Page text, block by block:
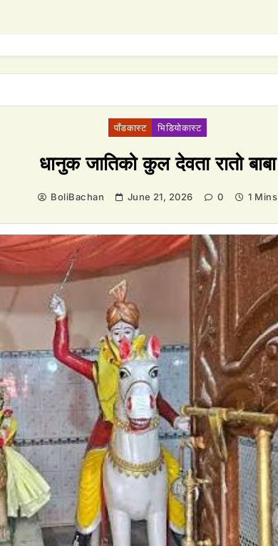
पाँडकास्ट भिडियाेकास्ट
धानुक जातिको कुल देवता रातो बाबा
BoliBachan June 21, 2026 0 1 Mins